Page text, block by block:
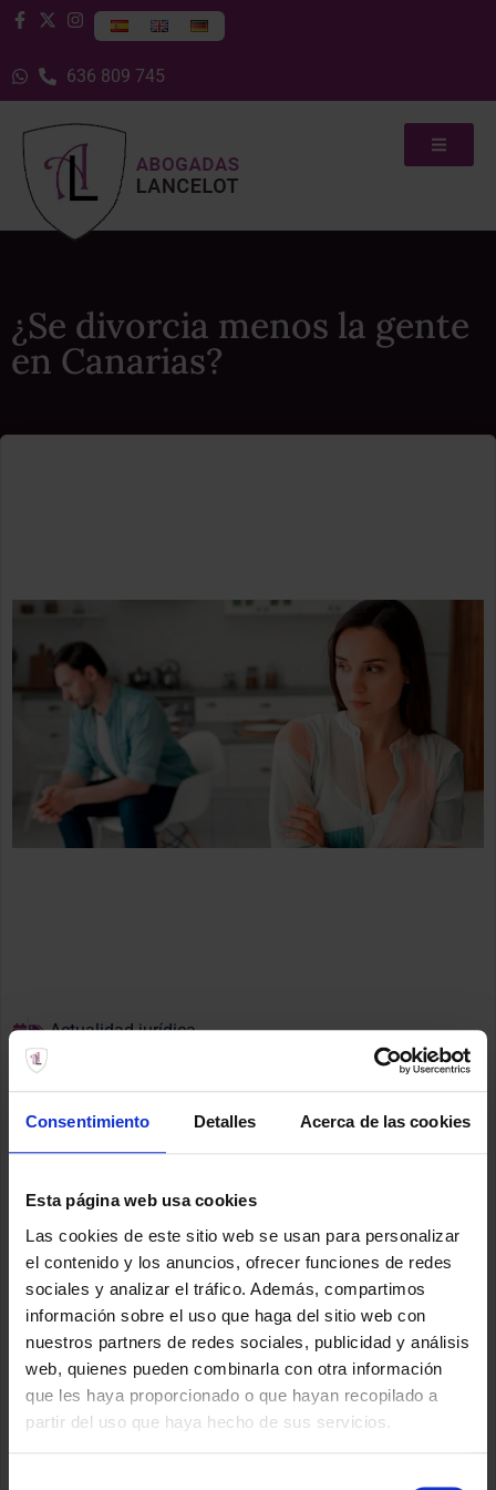
Consentimiento Detalles Acerca de las cookies
Esta página web usa cookies
Las cookies de este sitio web se usan para personalizar
el contenido y los anuncios, ofrecer funciones de redes
sociales y analizar el tráfico. Además, compartimos
información sobre el uso que haga del sitio web con
nuestros partners de redes sociales, publicidad y análisis
web, quienes pueden combinarla con otra información
que les haya proporcionado o que hayan recopilado a
partir del uso que haya hecho de sus servicios.
636 809 745
¿Se divorcia menos la gente
en Canarias?
Actualidad jurídica
¿Se divorcia menos la
gente en Canarias?
Los últimos datos del Consejo General del Poder Judicial
reflejan que las demandas de divorcio y separación
descendieron un14,1 %en España durante el primer
trimestre de 2026. En Canarias se registraron
demandas por cada 100.000 habitantes, una cifra
ligeramente inferior a la media nacional ( 42,4). Las
comunidades con mayor tasa de demandas fueron
Navarra, la Comunidad Valenciana y Baleares